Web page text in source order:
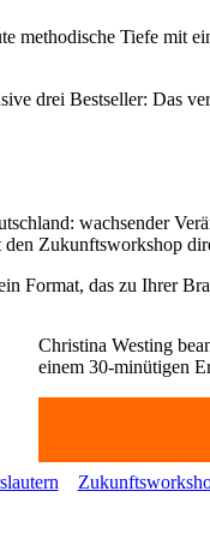
Tiefe mit
drei Bestseller: Das
wachsender
Zukunftsworkshop
das zu Ihrer
Christina Westing
einem 30-minütigen